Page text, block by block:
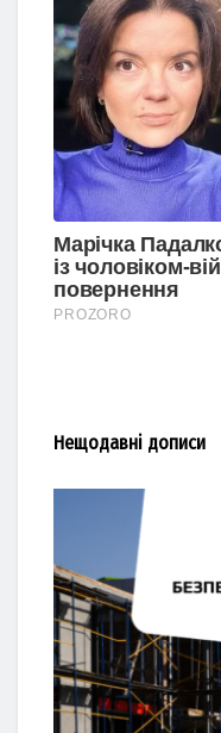
Нещодавні дописи